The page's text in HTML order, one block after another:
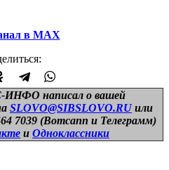
в МАХ
ИНФО написал о вашей
SLOVO@SIBSLOVO.RU или
7039 (Вотсапп и Телеграмм)
и Одноклассники